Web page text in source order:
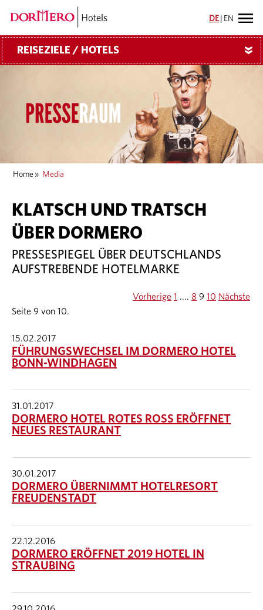
DE EN
REISEZIELE / HOTELS »
Home » Media
KLATSCH UND TRATSCH
ÜBER DORMERO
PRESSESPIEGEL ÜBER DEUTSCHLANDS
AUFSTREBENDE HOTELMARKE
Seite 9 von 10.
Vorherige 1 .... 8 9 10 Nächste
15.02.2017
FÜHRUNGSWECHSEL IM DORMERO HOTEL
BONN-WINDHAGEN
31.01.2017
DORMERO HOTEL ROTES ROSS ERÖFFNET
NEUES RESTAURANT
30.01.2017
DORMERO ÜBERNIMMT HOTELRESORT
FREUDENSTADT
22.12.2016
DORMERO ERÖFFNET 2019 HOTEL IN
STRAUBING